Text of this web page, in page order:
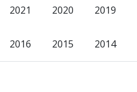
2021 2020 2019
2016 2015 2014